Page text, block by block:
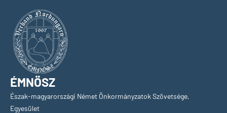
content
ÉMNÖSZ
Észak-magyarországi Német Önkormányzatok Szövetsége,
Egyesület